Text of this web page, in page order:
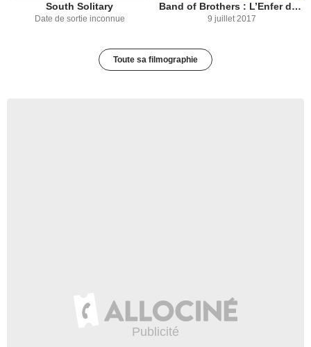
South Solitary
Date de sortie inconnue
Band of Brothers : L’Enfer du Pacifique
9 juillet 2017
Toute sa filmographie